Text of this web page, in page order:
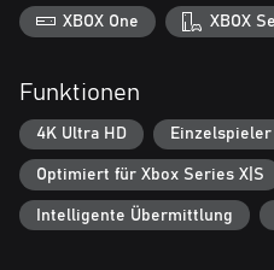
XBOX One XBOX
Funktionen
4K Ultra HD Einzelspieler
Optimiert für Xbox Series X|S
Intelligente Übermittlung